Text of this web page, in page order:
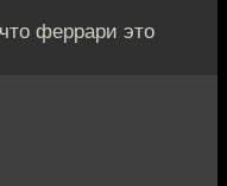
феррари это